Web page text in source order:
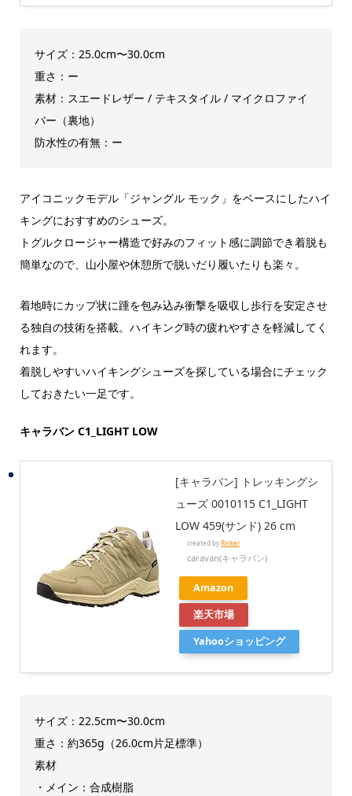
サイズ：25.0cm〜30.0cm
重さ：ー
素材：スエードレザー / テキスタイル / マイクロファイ
バー（裏地）
防水性の有無：ー
アイコニックモデル「ジャングル モック」をベースにしたハイ
キングにおすすめのシューズ。
トグルクロージャー構造で好みのフィット感に調節でき着脱も
簡単なので、山小屋や休憩所で脱いだり履いたりも楽々。
着地時にカップ状に踵を包み込み衝撃を吸収し歩行を安定させ
る独自の技術を搭載。ハイキング時の疲れやすさを軽減してく
れます。
着脱しやすいハイキングシューズを探している場合にチェック
しておきたい一足です。
キャラバン C1_LIGHT LOW
[キャラバン] トレッキングシ
ューズ 0010115 C1_LIGHT
LOW 459(サンド) 26 cm
created byRinker
caravan(キャラバン)
Amazon
楽天市場
Yahooショッピング
サイズ：22.5cm〜30.0cm
重さ：約365g（26.0cm片足標準）
素材
・メイン：合成樹脂